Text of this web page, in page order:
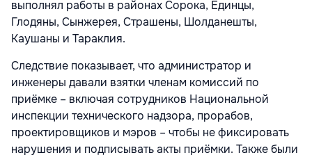
выполнял работы в районах Сорока, Единцы,
Глодяны, Сынжерея, Страшены, Шолданешты,
Каушаны и Тараклия.
Следствие показывает, что администратор и
инженеры давали взятки членам комиссий по
приёмке – включая сотрудников Национальной
инспекции технического надзора, прорабов,
проектировщиков и мэров – чтобы не фиксировать
нарушения и подписывать акты приёмки. Также были